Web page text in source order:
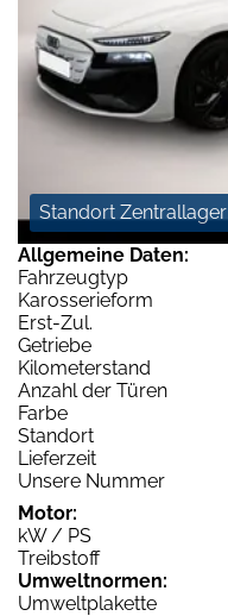
Standort Zentrallager
Allgemeine Daten:
Fahrzeugtyp
Karosserieform
Erst-Zul.
Getriebe
Kilometerstand
Anzahl der Türen
Farbe
Standort
Lieferzeit
Unsere Nummer
Motor:
kW / PS
Treibstoff
Umweltnormen:
Umweltplakette